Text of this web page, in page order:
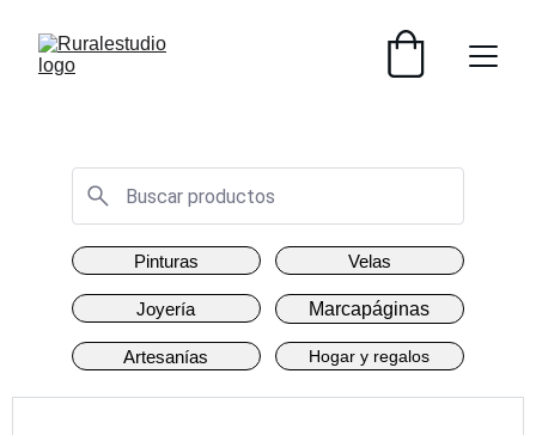
Pinturas
Hogar y regalos
Joyería
Artesanías
Marcapáginas
Velas